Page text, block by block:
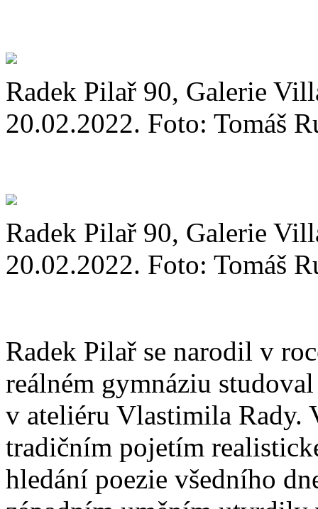
Radek Pilař 90, Galerie
20.02.2022. Foto: Tomáš
Radek Pilař 90, Galerie
20.02.2022. Foto: Tomáš
Radek Pilař se narodil v
reálném gymnáziu
v ateliéru Vlastimila Rady.
tradičním pojetím
hledání poezie všedního